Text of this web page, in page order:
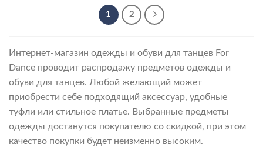
–
6
090 ₽
1 2
Интернет-магазин одежды и обуви для танцев For
Dance проводит распродажу предметов одежды и
обуви для танцев. Любой желающий может
приобрести себе подходящий аксессуар, удобные
туфли или стильное платье. Выбранные предметы
одежды достанутся покупателю со скидкой, при этом
качество покупки будет неизменно высоким.